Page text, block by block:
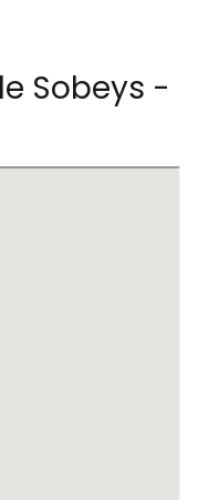
Sobeys -